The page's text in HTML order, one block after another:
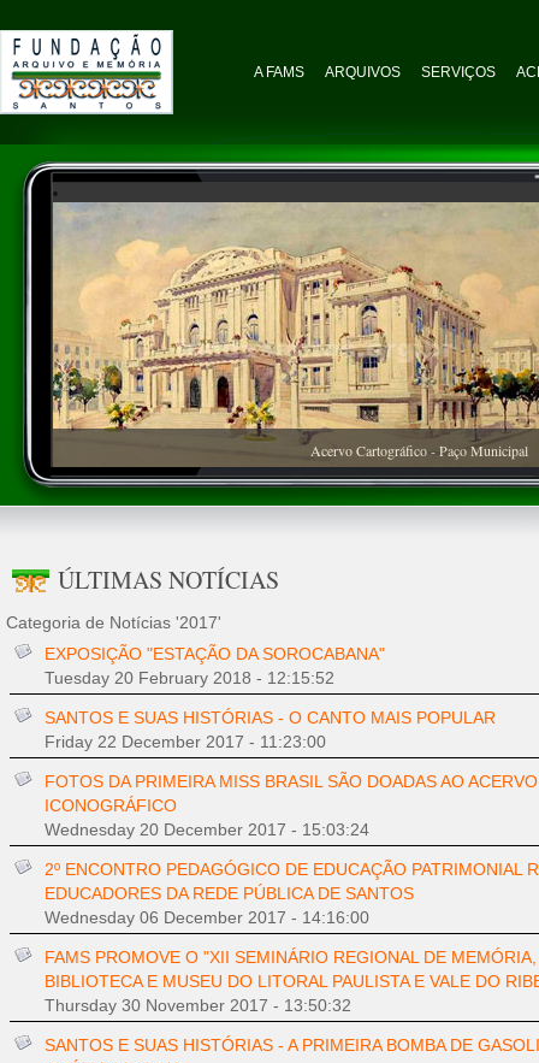
A FAMS ARQUIVOS SERVIÇOS
Acervo Cartográfico - Paço Municipal
ÚLTIMAS NOTÍCIAS
Categoria de Notícias '2017'
EXPOSIÇÃO "ESTAÇÃO DA SOROCABANA"
Tuesday 20 February 2018 - 12:15:52
SANTOS E SUAS HISTÓRIAS - O CANTO MAIS POPULAR
Friday 22 December 2017 - 11:23:00
FOTOS DA PRIMEIRA MISS BRASIL SÃO DOADAS AO ACERVO
ICONOGRÁFICO
Wednesday 20 December 2017 - 15:03:24
2º ENCONTRO PEDAGÓGICO DE EDUCAÇÃO PATRIMONIAL
EDUCADORES DA REDE PÚBLICA DE SANTOS
Wednesday 06 December 2017 - 14:16:00
FAMS PROMOVE O "XII SEMINÁRIO REGIONAL DE
BIBLIOTECA E MUSEU DO LITORAL PAULISTA E VALE DO
Thursday 30 November 2017 - 13:50:32
SANTOS E SUAS HISTÓRIAS - A PRIMEIRA BOMBA DE